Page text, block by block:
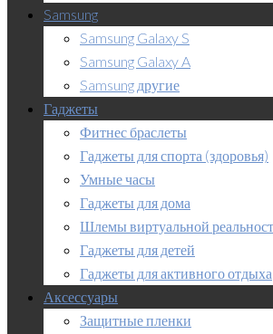
Samsung
Samsung Galaxy S
Samsung Galaxy A
Samsung другие
Гаджеты
Фитнес браслеты
Гаджеты для спорта (здоровья)
Умные часы
Гаджеты для дома
Шлемы виртуальной
Гаджеты для детей
Гаджеты для активного отдыха
Аксессуары
Защитные пленки